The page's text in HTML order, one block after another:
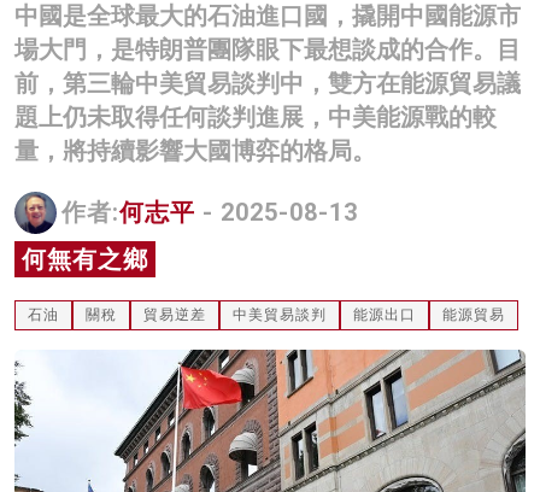
商業
科技
影片
名家榜
灼見活動
中國是全球最大的石油進口國，撬開中國能源市
場大門，是特朗普團隊眼下最想談成的合作。目
前，第三輪中美貿易談判中，雙方在能源貿易議
題上仍未取得任何談判進展，中美能源戰的較
量，將持續影響大國博弈的格局。
作者:何志平 - 2025-08-13
何無有之鄉
石油 關稅 貿易逆差 中美貿易談判 能源出口 能源貿易